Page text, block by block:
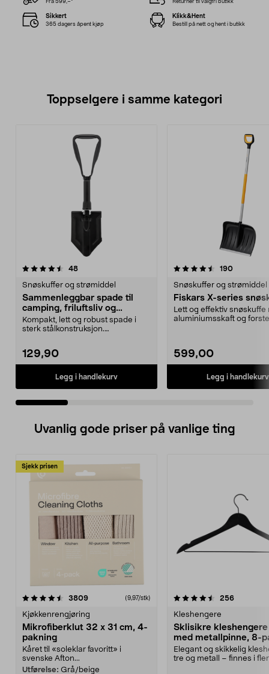
Fra 599,–* Returner til valgfri butikk
Sikkert
365 dagers åpent kjøp
Klikk&Hent
Bestill på nett og hent i butikk
Toppselgere i samme kategori
48anmeldelser
Snøskuffer og strømiddel
Sammenleggbar spade til
camping, friluftsliv og
nødssituasjoner
Kompakt, lett og robust spade i
sterk stålkonstruksjon.
129,90
Legg i handlekurv
4.5 av 5 stjerner 190
Snøskuffer og strømiddel
Fiskars X-series
Lett og effektiv snøskuffe
aluminiumsskaft og
599,00
Legg i handlekurv
4.5 av 5 stjerner
Uvanlig gode priser på vanlige ting
Sjekk prisen
3809anmeldelser(9,97/stk)
Kjøkkenrengjøring
Mikrofiberklut 32 x 31 cm, 4-
pakning
Kåret til «soleklar favoritt» i
svenske Afton...
Utførelse: Grå/beige
4.5av 5 stjerner 256
Kleshengere
Sklisikre
med metallpinne, 8-
Elegant og skikkelig
tre og metall – finnes i
4.5av 5 stjerner